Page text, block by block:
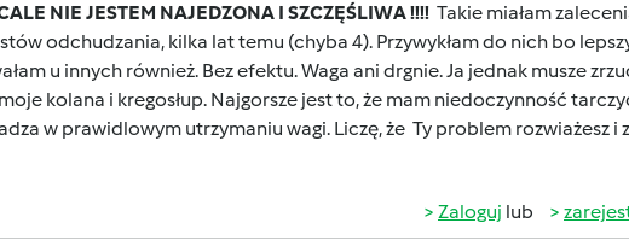
NIE JESTEM NAJEDZONA I SZCZĘŚLIWA !!!! Takie miałam
odchudzania, kilka lat temu (chyba 4). Przywykłam do nich bo
u innych również. Bez efektu. Waga ani drgnie. Ja jednak musze
kolana i kregosłup. Najgorsze jest to, że mam niedoczynność
w prawidlowym utrzymaniu wagi. Liczę, że Ty problem rozwiażesz i
Zaloguj lub